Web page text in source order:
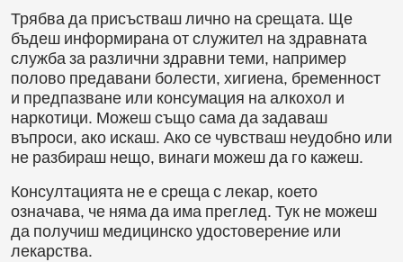
Трябва да присъстваш лично на срещата. Ще
бъдеш информирана от служител на здравната
служба за различни здравни теми, например
полово предавани болести, хигиена, бременност
и предпазване или консумация на алкохол и
наркотици. Можеш също сама да задаваш
въпроси, ако искаш. Ако се чувстваш неудобно или
не разбираш нещо, винаги можеш да го кажеш.
Консултацията не е среща с лекар, което
означава, че няма да има преглед. Тук не можеш
да получиш медицинско удостоверение или
лекарства.